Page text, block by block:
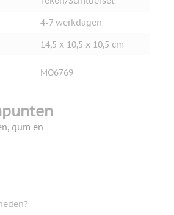
4-7 werkdagen
14,5 x 10,5 x 10,5 cm
MO6769
gum en